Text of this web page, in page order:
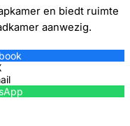
en biedt ruimte
aanwezig.